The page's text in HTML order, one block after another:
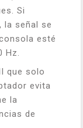
Si
la señal se
esté
Hz.
que solo
evita
la
de